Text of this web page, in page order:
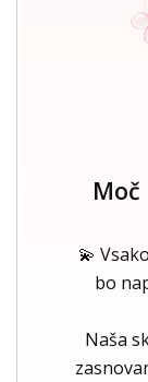
💫
bo
Naša